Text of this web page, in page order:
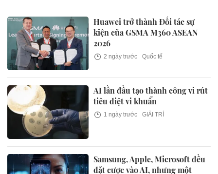
Huawei trở thành Đối tác sự
kiện của GSMA M360 ASEAN
2026
2 ngày trước Quốc tế
AI lần đầu tạo thành công vi rút
tiêu diệt vi khuẩn
1 ngày trước GIẢI TRÍ
Samsung, Apple, Microsoft đều
đặt cược vào AI, nhưng một